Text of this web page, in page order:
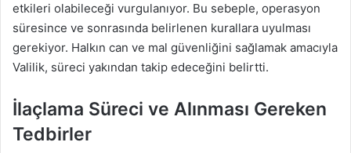
etkileri olabileceği vurgulanıyor. Bu sebeple, operasyon
süresince ve sonrasında belirlenen kurallara uyulması
gerekiyor. Halkın can ve mal güvenliğini sağlamak amacıyla
Valilik, süreci yakından takip edeceğini belirtti.
İlaçlama Süreci ve Alınması Gereken
Tedbirler